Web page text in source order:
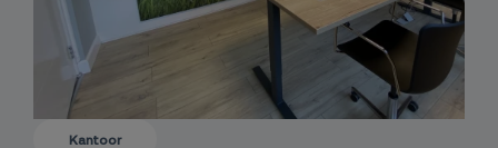
Kantoor